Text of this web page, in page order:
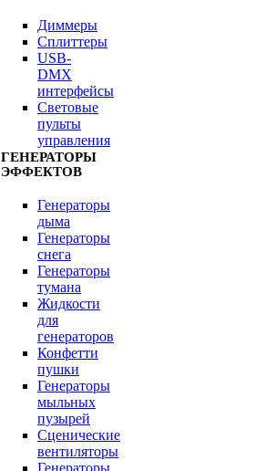
Диммеры
Сплиттеры
USB-
DMX
интерфейсы
Световые
пульты
управления
ГЕНЕРАТОРЫ
ЭФФЕКТОВ
Генераторы
дыма
Генераторы
снега
Генераторы
тумана
Жидкости
для
генераторов
Конфетти
пушки
Генераторы
мыльных
пузырей
Сценические
вентиляторы
Генераторы